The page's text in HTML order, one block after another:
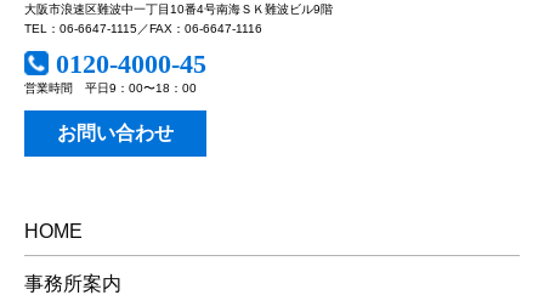
大阪市浪速区難波中一丁目10番4号南海ＳＫ難波ビル9階
TEL：06-6647-1115／FAX：06-6647-1116
0120-4000-45
営業時間 平日9：00〜18：00
お問い合わせ
HOME
事務所案内